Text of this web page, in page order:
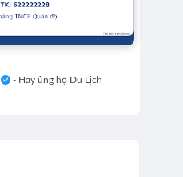
- Hãy ủng hộ Du Lịch